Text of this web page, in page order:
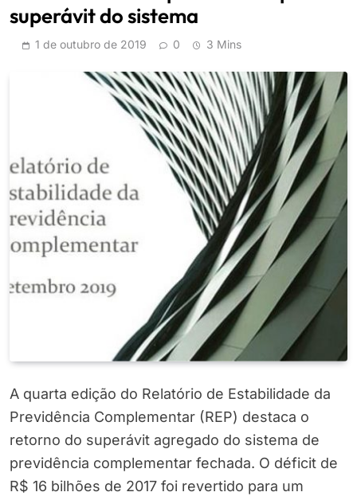
superávit do sistema
1 de outubro de 2019 0 3 Mins
A quarta edição do Relatório de Estabilidade da
Previdência Complementar (REP) destaca o
retorno do superávit agregado do sistema de
previdência complementar fechada. O déficit de
R$ 16 bilhões de 2017 foi revertido para um